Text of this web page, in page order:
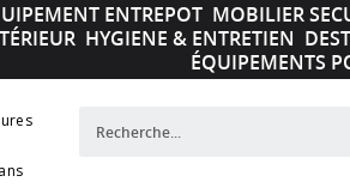
ENTREPOT MOBILIER
HYGIENE & ENTRETIEN
ÉQUIPEMENTS